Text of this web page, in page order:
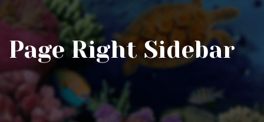
Buy
Page Right Sidebar